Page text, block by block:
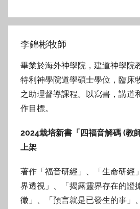
李錦彬牧師
畢業於海外神學院，建道神學院
特利神學院道學碩士學位，臨床
之助理督導課程。以寫書，講道
作目標。
2024栽培新書「四福音解碼 (教
上架
著作「福音研經」、「生命研經
界透視」、「揭露靈界存在的證
徵」、「預言就是已發生的事」